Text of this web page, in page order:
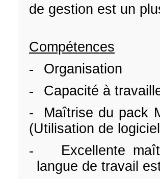
de gestion est un
Compétences
-
Organisation
-
Capacité à
-
Maîtrise du pack
(Utilisation de
-
Excellente
langue de travail